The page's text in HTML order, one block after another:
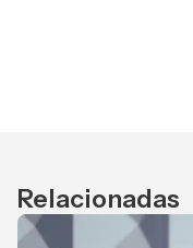
Relacionadas